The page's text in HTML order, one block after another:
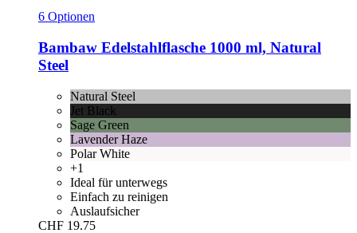
6 Optionen
Bambaw Edelstahlflasche 1000 ml, Natural
Steel
Natural Steel
Jet Black
Sage Green
Lavender Haze
Polar White
+1
Ideal für unterwegs
Einfach zu reinigen
Auslaufsicher
CHF 19.75